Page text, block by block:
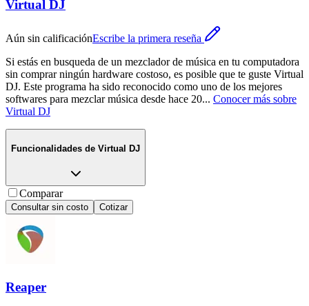
Virtual DJ
Aún sin calificaciónEscribe la primera reseña
Si estás en busqueda de un mezclador de música en tu computadora
sin comprar ningún hardware costoso, es posible que te guste Virtual
DJ. Este programa ha sido reconocido como uno de los mejores
softwares para mezclar música desde hace 20... Conocer más sobre
Virtual DJ
Funcionalidades de Virtual DJ
Comparar
Consultar sin costo Cotizar
Reaper